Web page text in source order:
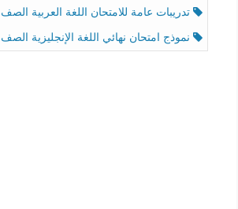
تدريبات عامة للامتحان اللغة العربية الصف
نموذج امتحان نهائي اللغة الإنجليزية الصف